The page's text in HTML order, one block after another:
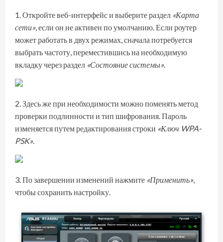
Откройте веб-интерфейс и выберите раздел «Карта
сети», если он не активен по умолчанию. Если роутер
может работать в двух режимах, сначала потребуется
выбрать частоту, переместившись на необходимую
вкладку через раздел «Состояние системы».
Здесь же при необходимости можно поменять метод
проверки подлинности и тип шифрования. Пароль
изменяется путем редактирования строки «Ключ WPA-
PSK».
По завершении изменений нажмите «Применить»,
чтобы сохранить настройку.